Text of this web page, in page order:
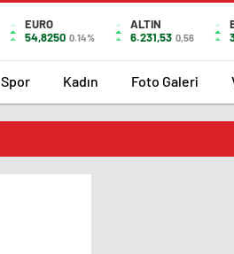
EURO
54,8250 0.14%
ALTIN
6.231,53 0,56
Spor Kadın Foto Galeri